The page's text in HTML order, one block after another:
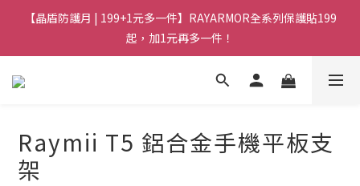
【晶盾防護月 | 199+1元多一件】RAYARMOR全系列保護貼199
起，加1元再多一件！
Raymii T5 鋁合金手機平板支
架